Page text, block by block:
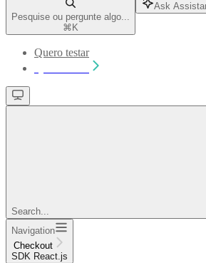
Pesquise ou pergunte algo...
⌘ K
Ask
Quero testar
Search...
Navigation
Checkout
SDK React.js